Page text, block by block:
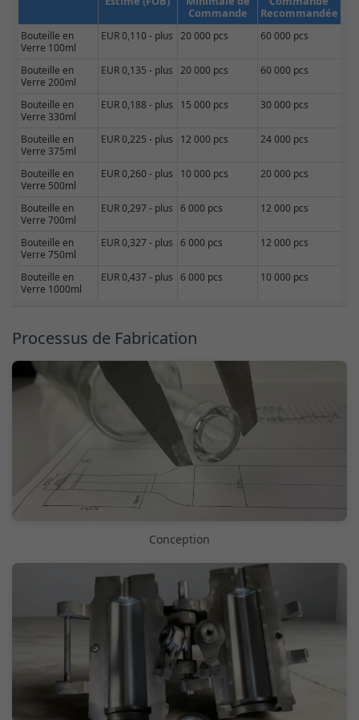
Commande
Recommandée
Bouteille en
Verre 100ml
EUR 0,110 - plus 20 000 pcs 60 000 pcs
Bouteille en
Verre 200ml
EUR 0,135 - plus 20 000 pcs 60 000 pcs
Bouteille en
Verre 330ml
EUR 0,188 - plus 15 000 pcs 30 000 pcs
Bouteille en
Verre 375ml
EUR 0,225 - plus 12 000 pcs 24 000 pcs
Bouteille en
Verre 500ml
EUR 0,260 - plus 10 000 pcs 20 000 pcs
Bouteille en
Verre 700ml
EUR 0,297 - plus 6 000 pcs 12 000 pcs
Bouteille en
Verre 750ml
EUR 0,327 - plus 6 000 pcs 12 000 pcs
Bouteille en
Verre 1000ml
EUR 0,437 - plus 6 000 pcs 10 000 pcs
Processus de Fabrication
Conception